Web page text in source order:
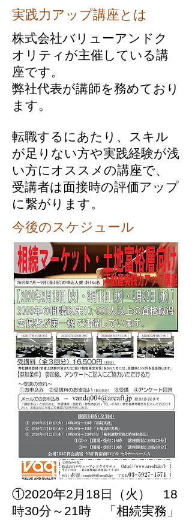
​実践力アップ講座とは
株式会社バリューアンドク
オリティが主催している講
座です。
弊社代表が講師を務めており
ます。
転職するにあたり、スキル
が足りない方や実践経験が浅
い方にオススメの講座で、
受講者は面接時の評価アップ
に繋がります。
​今後のスケジュール
①2020年2月18日（火） 18
時30分～21時 「相続実務」